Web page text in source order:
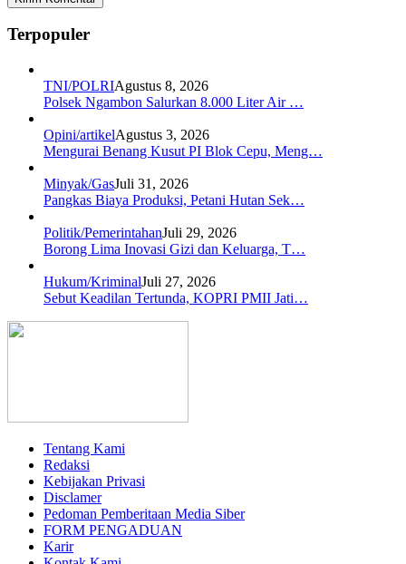
Terpopuler
TNI/POLRIAgustus 8, 2026
Polsek Ngambon Salurkan 8.000 Liter Air …
Opini/artikelAgustus 3, 2026
Mengurai Benang Kusut PI Blok Cepu, Meng…
Minyak/GasJuli 31, 2026
Pangkas Biaya Produksi, Petani Hutan Sek…
Politik/PemerintahanJuli 29, 2026
Borong Lima Inovasi Gizi dan Keluarga, T…
Hukum/KriminalJuli 27, 2026
Sebut Keadilan Tertunda, KOPRI PMII Jati…
Tentang Kami
Redaksi
Kebijakan Privasi
Disclamer
Pedoman Pemberitaan Media Siber
FORM PENGADUAN
Karir